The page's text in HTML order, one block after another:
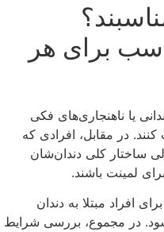
برای هر
یا ناهنجاری‌های فکی
در مقابل، افرادی که
ساختار کلی دندان‌شان
لمینت باشند.
افراد مبتلا به دندان‌
در مجموع، بررسی شرایط